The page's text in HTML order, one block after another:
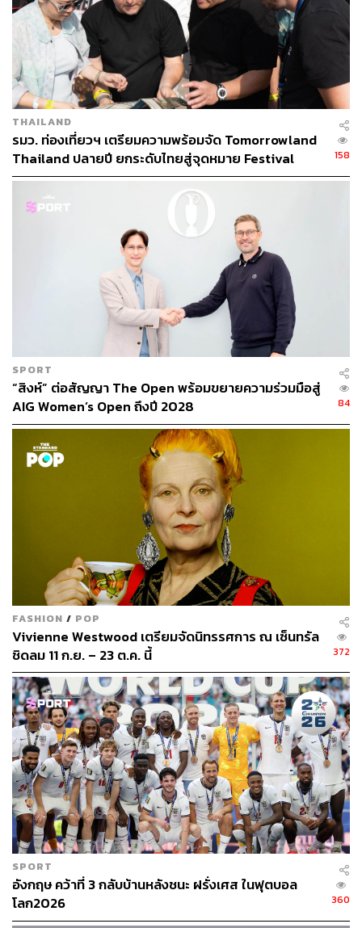
มีอาการบาดเจ็บเล็กน้อยในเกมกับทีมชาติตูนิเซีย ทำให้
อังกฤษมีโอกาสจะลดความกดดันในเกมรับลงและคุมแดน
กลางได้มากขึ้น
หากกุมความได้เปรียบกลางสนามได้ อังกฤษย่อมมีความหวัง
สูงขึ้น ดังที่แสดงให้เห็นในสองเกมก่อนหน้าว่า อังกฤษไม่ใช่
ทีมที่จะบุกอย่างเดียวจนเสียรูปเกม แต่สามารถผ่อนเกมเพื่อ
รักษาการครองบอลและคุมจังหวะของตัวเองได้
อย่างไรก็ตามฝั่ง แกเร็ธ เซาธ์เกต เองให้สัมภาษณ์ว่า เกมนี้
เขาต้องการผลงานที่ดี แต่ผู้จัดการหนุ่มอาจต้องพักนักเตะบ้าง
เช่นกัน ทีมอาจตัดสินใจดรอป ไคล์ วอล์กเกอร์ หรือ รูเบน
ลอฟตัส-ชีก เนื่องจากความเสี่ยงในการโดนแบนนัดถัดไปหาก
ทั้งคู่โดนใบเหลืองอีกครั้ง
จอร์แดน เฮนเดอร์สัน อาจถูกดรอปขณะที่ เอริค ไดเออร์ จะ
ได้ลงเป็นตัวจริงปะทะกับ เควิน เดอ บรอยน์ มิดฟิลด์คนสำคัญ
ของเบลเยียม เพื่อให้โอกาสไดเออร์ลงสนามบ้าง และ เดอ บร
อยน์ จะเป็นปัญหาของอังกฤษแน่นอน
อย่างไรก็ตาม แฮร์รี เคน ศูนย์หน้ากัปตันทีมถูกมั่นหมายว่าจะ
เป็นตัวจริงเช่นเดิม ในข้อแรกอาจจะยังไม่เห็นภาพชัดเท่าไร
แต่หากเกิดการดรอปลูกากูกับอาซาร์ขึ้นจริง ก็ถือเป็นปัจจัย
หนึ่งที่อังกฤษจะสามารถอาชนะเบลเยียมได้
2.เบลเยียมใช่จะไร้จุดอ่อน
แท็กติกของเบลเยียมใน 2 นัดที่ผ่านมาคือ 3-4-2-1 และเมื่อทีม
เป็นฝ่ายรับจะอยู่ในลักษณะ 5-3-2 โดยวิงแบ็กสองข้างจะถอย
ลงไปต่ำ โดยมี อักเซล วิตเซล ยืนค้ำแดนกลางเป็นหลัก สิ่งที่
เกิดขึ้นคือพื้นที่แดนกลางนั้นมีช่องว่างในด้านข้างทั้งสองฝั่ง
ทำให้ตูนิเซียสามารถใช้พื้นที่นี้ขึ้นเกมได้จากแบ็กทั้งซ้ายและ
ขวา นอกจากนั้นยังสามารถเปลี่ยนแกนสองฝั่งจากแดนหลัง
THAILAND
รมว. ท่องเที่ยวฯ เตรียมความพร้อมจัด Tomorrowland
Thailand ปลายปี ยกระดับไทยสู่จุดหมาย Festival
ระดับโลก
158
SPORT
“สิงห์” ต่อสัญญา The Open พร้อมขยายความร่วมมือสู่
AIG Women’s Open ถึงปี 2028
84
FASHION / POP
Vivienne Westwood เตรียมจัดนิทรรศการ ณ เซ็นทรัล
ชิดลม 11 ก.ย. – 23 ต.ค. นี้
372
SPORT
อังกฤษ คว้าที่ 3 กลับบ้านหลังชนะ ฝรั่งเศส ในฟุตบอล
โลก2026
360